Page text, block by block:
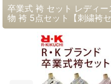
卒業式 袴 セット レディ
物 袴 5点セット【刺繍袴セ